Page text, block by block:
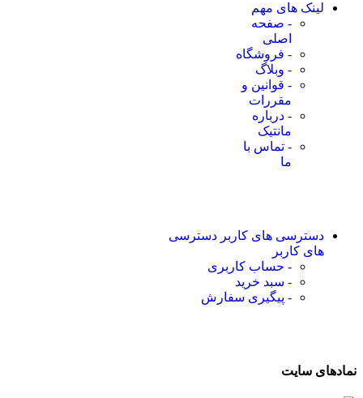
لینک های مهم
- صفحه
اصلی
- فروشگاه
- وبلاگ
- قوانین و
مقررات
- درباره
مانتیک
- تماس با
ما
دسترسی های کاربر دسترسی
های کاربر
- حساب کاربری
- سبد خرید
- پیگیری سفارش
نمادهای سایت